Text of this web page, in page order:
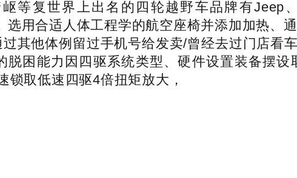
复世界上出名的四轮越野车品牌有Jeep、
用合适人体工程学的航空座椅并添加加热、
其他体例留过手机号给发卖/曾经去过门店看
困能力因四驱系统类型、硬件设置装备摆设
锁取低速四驱4倍扭矩放大，